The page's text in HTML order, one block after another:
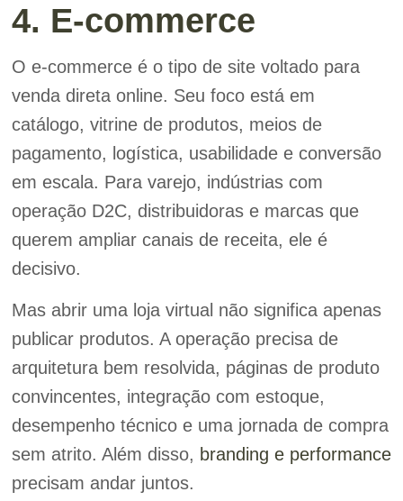
4. E-commerce
O e-commerce é o tipo de site voltado para
venda direta online. Seu foco está em
catálogo, vitrine de produtos, meios de
pagamento, logística, usabilidade e conversão
em escala. Para varejo, indústrias com
operação D2C, distribuidoras e marcas que
querem ampliar canais de receita, ele é
decisivo.
Mas abrir uma loja virtual não significa apenas
publicar produtos. A operação precisa de
arquitetura bem resolvida, páginas de produto
convincentes, integração com estoque,
desempenho técnico e uma jornada de compra
sem atrito. Além disso, branding e performance
precisam andar juntos.